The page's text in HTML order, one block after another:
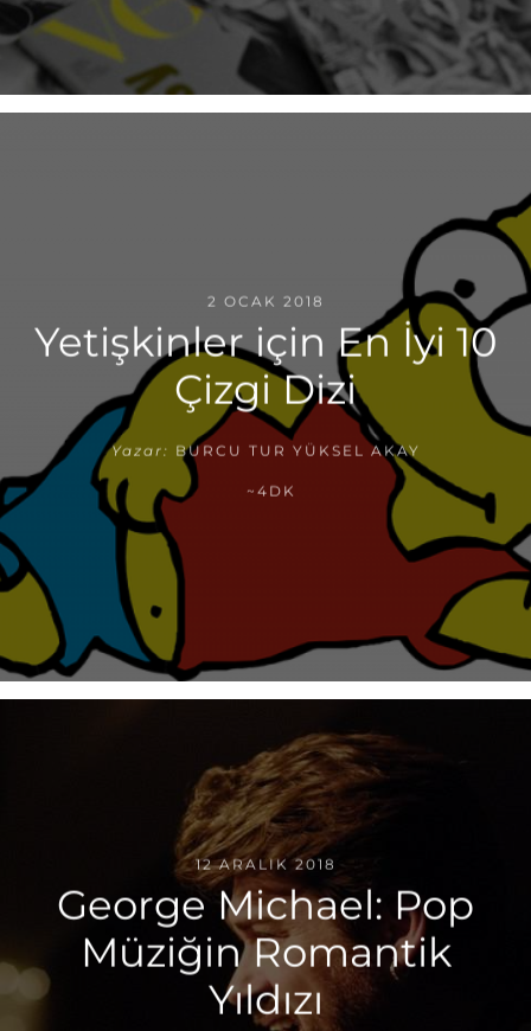
2 OCAK 2018
Yetişkinler için En İyi 10
Çizgi Dizi
Yazar: BURCU TUR YÜKSEL AKAY
~4DK
12 ARALIK 2018
George Michael: Pop
Müziğin Romantik
Yıldızı